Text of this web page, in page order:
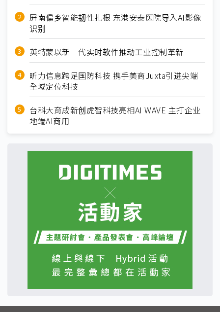
屏南偏乡智能韧性扎根 东港安泰医院导入AI影像
识别
英特蒙以新一代实时软件推动工业控制革新
昕力信息跨足国防科技 携手美商Juxta引进尖端
全域定位科技
台科大育成新创虎智科技亮相AI WAVE 主打企业
地端AI商用